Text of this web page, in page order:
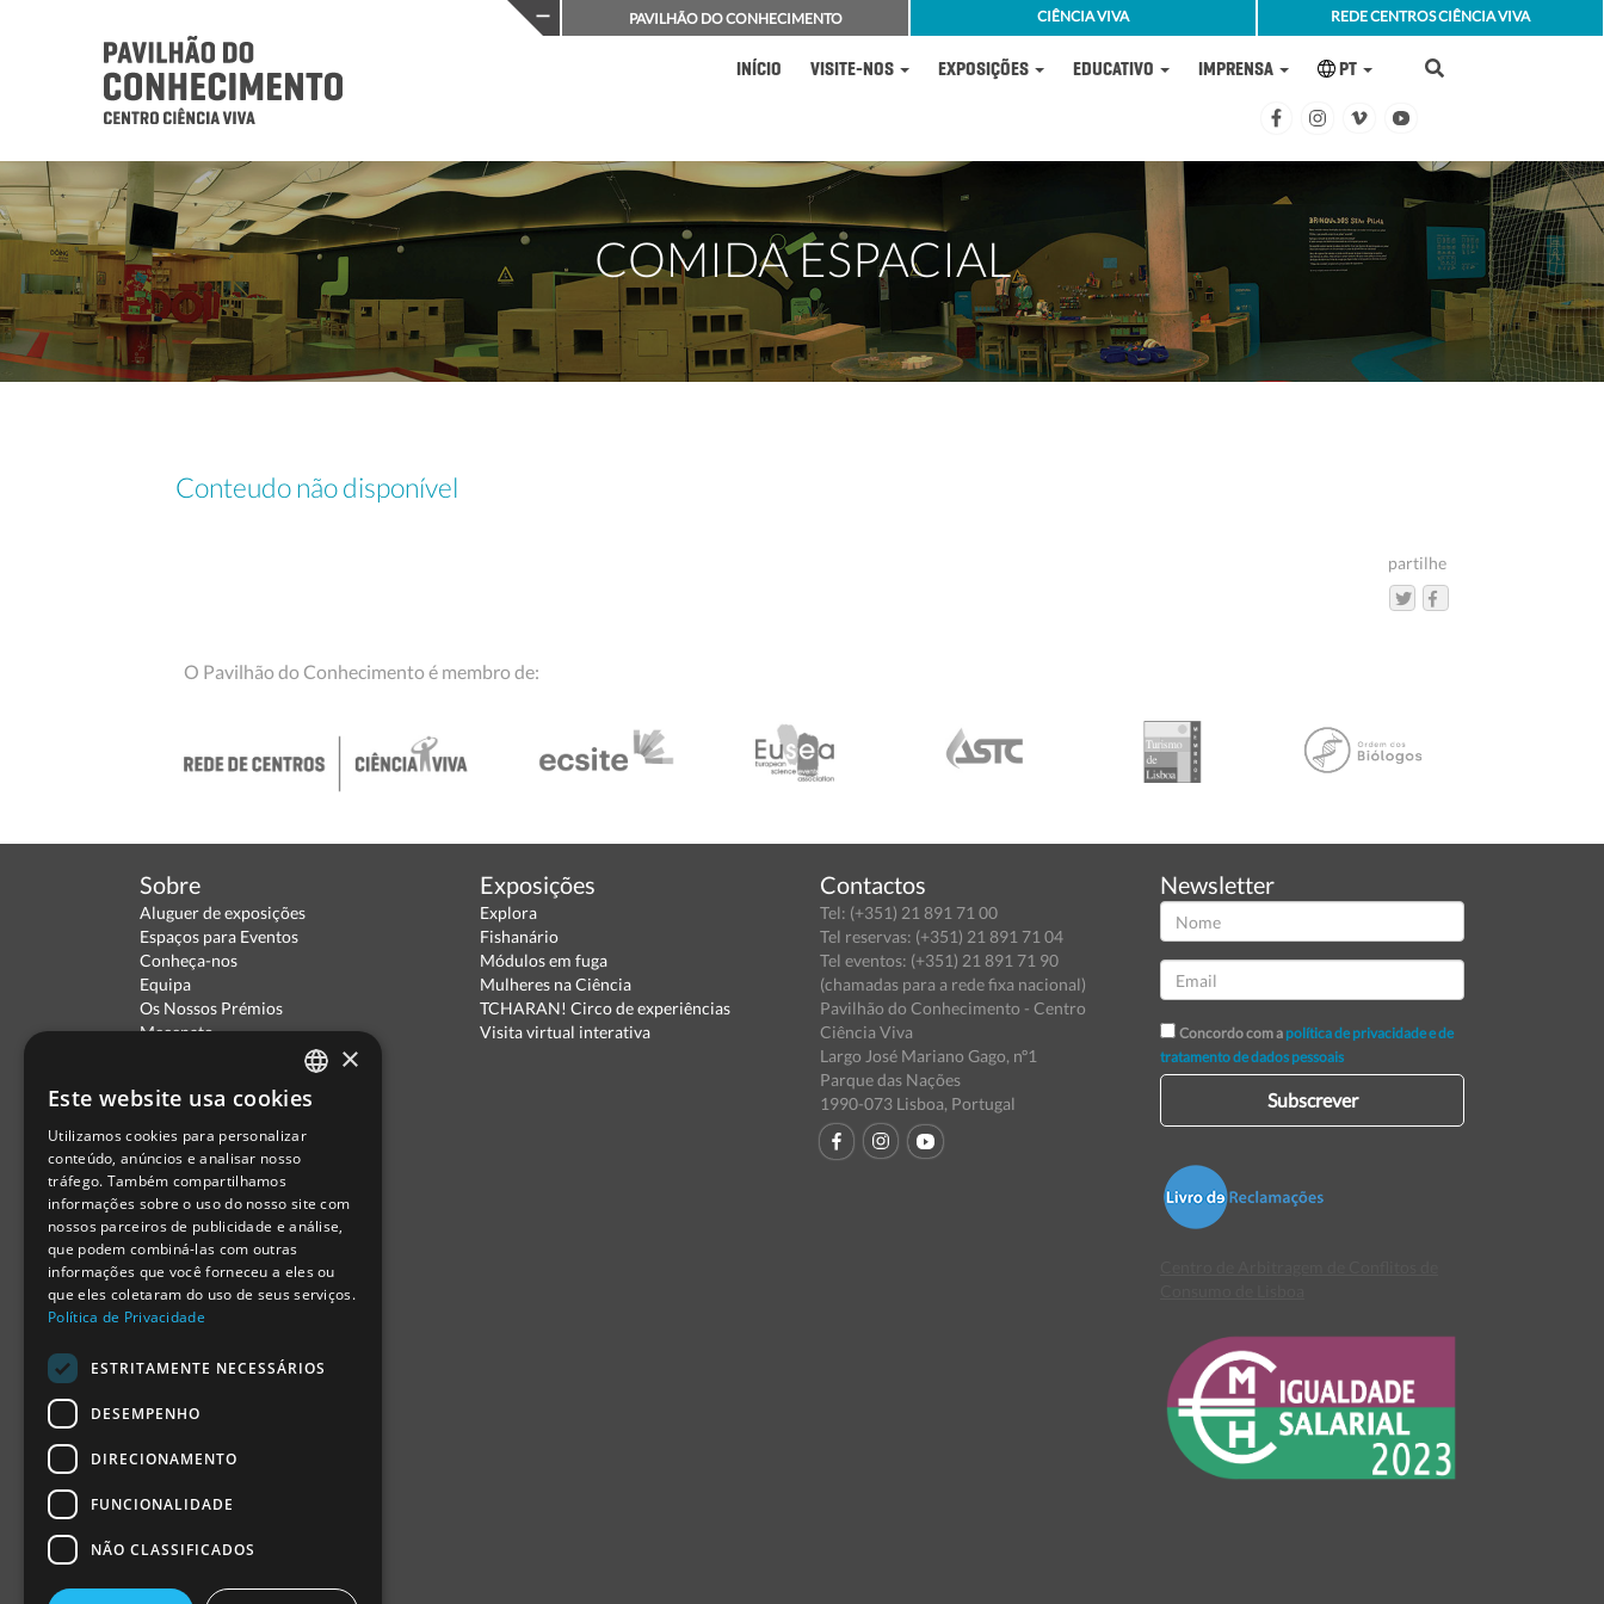
PAVILHÃO DO CONHECIMENTO CIÊNCIA VIVA REDE CENTROS CIÊNCIA VIVA
INÍCIO VISITE-NOS EXPOSIÇÕES EDUCATIVO IMPRENSA PT
COMIDA ESPACIAL
Conteudo não disponível
partilhe
O Pavilhão do Conhecimento é membro de:
Sobre
Aluguer de exposições
Espaços para Eventos
Conheça-nos
Equipa
Os Nossos Prémios
Mecenato
Termos de Utilização
Escola Ciência Viva
Contactar
Relatório Anual RCN 2024
Relatório Intercalar RCN 2025
Exposições
Explora
Fishanário
Módulos em fuga
Mulheres na Ciência
TCHARAN! Circo de experiências
Visita virtual interativa
Contactos
Tel: (+351) 21 891 71 00
Tel reservas: (+351) 21 891 71 04
Tel eventos: (+351) 21 891 71 90
(chamadas para a rede fixa nacional)
Pavilhão do Conhecimento - Centro
Ciência Viva
Largo José Mariano Gago, nº1
Parque das Nações
1990-073 Lisboa, Portugal
Newsletter
Concordo com a política de privacidade e de
tratamento de dados pessoais
Subscrever
PORTUGUESE
ENGLISH
SPANISH
×
Este website usa cookies
Utilizamos cookies para personalizar
conteúdo, anúncios e analisar nosso
tráfego. Também compartilhamos
informações sobre o uso do nosso site com
nossos parceiros de publicidade e análise,
que podem combiná-las com outras
informações que você forneceu a eles ou
que eles coletaram do uso de seus serviços.
Política de Privacidade
ESTRITAMENTE NECESSÁRIOS
DESEMPENHO
DIRECIONAMENTO
FUNCIONALIDADE
NÃO CLASSIFICADOS